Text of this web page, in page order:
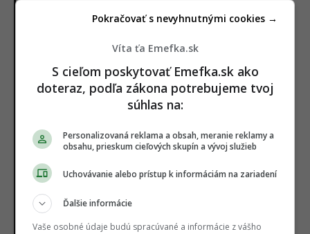
Víta ťa Emefka.sk
S cieľom poskytovať Emefka.sk ako
doteraz, podľa zákona potrebujeme tvoj
súhlas na:
Personalizovaná reklama a obsah, meranie reklamy a
obsahu, prieskum cieľových skupín a vývoj služieb
Uchovávanie alebo prístup k informáciám na zariadení
Ďalšie informácie
Vaše osobné údaje budú spracúvané a informácie z vášho
Pokračovať s nevyhnutnými cookies →